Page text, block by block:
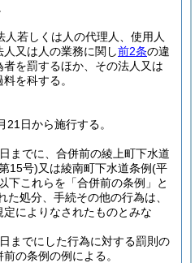
人若しくは人の代理人、使用人
又は人の業務に関し前2条の違
を罰するほか、その法人又は
を科する。
21日から施行する。
までに、合併前の綾上町下水道
15号)又は綾南町下水道条例(平
下これらを「合併前の条例」と
た処分、手続その他の行為は、
によりなされたものとみな
までにした行為に対する罰則の
の条例の例による。